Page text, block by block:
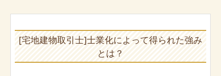
Prev

[宅地建物取引士]士業化によって得られた強み
とは？